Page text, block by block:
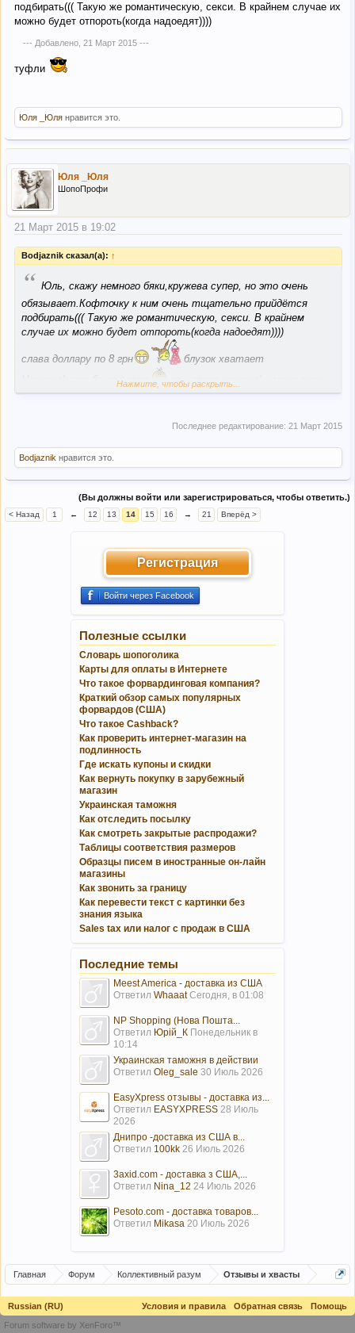
подбирать((( Такую же романтическую, секси. В крайнем случае их
можно будет отпороть(когда надоедят))))
--- Добавлено, 21 Март 2015---
туфли
Юля _Юля нравится это.
Юля _Юля
ШопоПрофи
21 Март 2015 в 19:02
Bodjaznik сказал(а): ↑
“ Юль, скажу немного бяки,кружева супер, но это очень
обязывает.Кофточку к ним очень тщательно прийдётся
подбирать((( Такую же романтическую, секси. В крайнем
случае их можно будет отпороть(когда надоедят))))
слава доллару по 8 грн
блузок хватает
Наташа'спасибо за совет
ты права конечно' у меня есть
блуза НМ под эту юбку
Нажмите, чтобы раскрыть...
Последнее редактирование: 21 Март 2015
Bodjaznik нравится это.
(Вы должны войти или зарегистрироваться, чтобы ответить.)
< Назад 1 ← 12 13 14 15 16 → 21 Вперёд >
Регистрация
Войти через Facebook
Полезные ссылки
Словарь шопоголика
Карты для оплаты в Интернете
Что такое форвардинговая компания?
Краткий обзор самых популярных
форвардов (США)
Что такое Cashback?
Как проверить интернет-магазин на
подлинность
Где искать купоны и скидки
Как вернуть покупку в зарубежный
магазин
Украинская таможня
Как отследить посылку
Как смотреть закрытые распродажи?
Таблицы соответствия размеров
Образцы писем в иностранные он-лайн
магазины
Как звонить за границу
Как перевести текст с картинки без
знания языка
Sales tax или налог с продаж в США
Последние темы
Meest America - доставка из США
Ответил Whaaat Сегодня, в 01:08
NP Shopping (Нова Пошта...
Ответил Юрій_К Понедельник в
10:14
Украинская таможня в действии
Ответил Oleg_sale 30 Июль 2026
EasyXpress отзывы - доставка из...
Ответил EASYXPRESS 28 Июль
2026
Днипро -доставка из США в...
Ответил 100kk 26 Июль 2026
3axid.com - доставка з США,...
Ответил Nina_12 24 Июль 2026
Pesoto.com - доставка товаров...
Ответил Mikasa 20 Июль 2026
Главная Форум Коллективный разум Отзывы и хвасты
Russian (RU) Условия и правила Обратная связь
Помощь
Forum software by XenForo™